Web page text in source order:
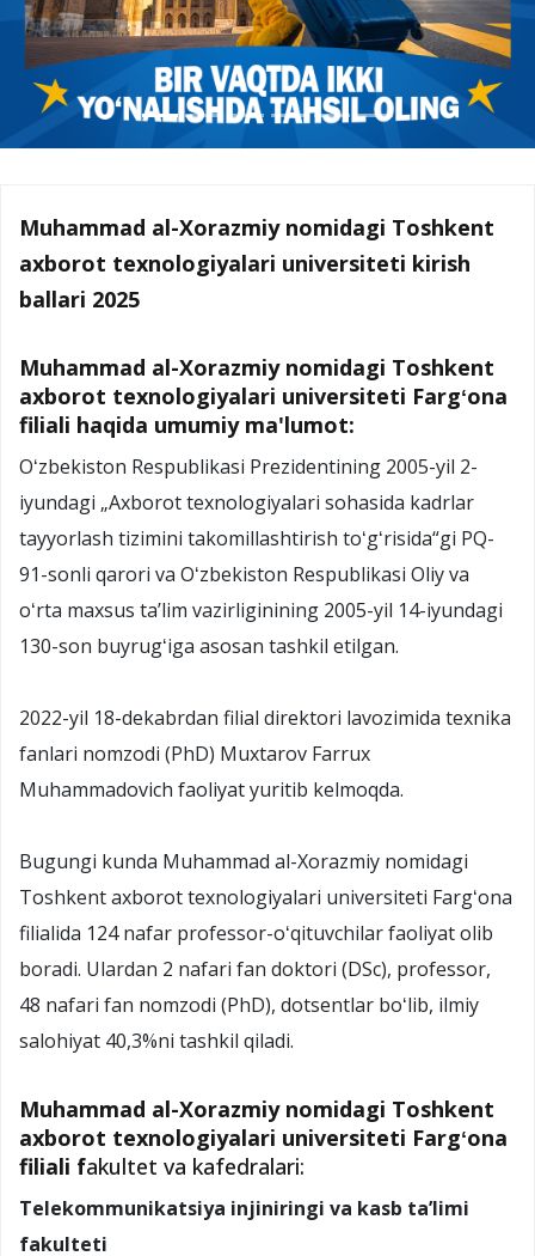
Muhammad al-Xorazmiy nomidagi Toshkent
axborot texnologiyalari universiteti kirish
ballari 2025
Muhammad al-Xorazmiy nomidagi Toshkent
axborot texnologiyalari universiteti Fargʻona
filiali haqida umumiy ma'lumot:
Oʻzbekiston Respublikasi Prezidentining 2005-yil 2-
iyundagi „Axborot texnologiyalari sohasida kadrlar
tayyorlash tizimini takomillashtirish toʻgʻrisida“gi PQ-
91-sonli qarori va Oʻzbekiston Respublikasi Oliy va
oʻrta maxsus taʼlim vazirliginining 2005-yil 14-iyundagi
130-son buyrugʻiga asosan tashkil etilgan.
2022-yil 18-dekabrdan filial direktori lavozimida texnika
fanlari nomzodi (PhD) Muxtarov Farrux
Muhammadovich faoliyat yuritib kelmoqda.
Bugungi kunda Muhammad al-Xorazmiy nomidagi
Toshkent axborot texnologiyalari universiteti Fargʻona
filialida 124 nafar professor-oʻqituvchilar faoliyat olib
boradi. Ulardan 2 nafari fan doktori (DSc), professor,
48 nafari fan nomzodi (PhD), dotsentlar boʻlib, ilmiy
salohiyat 40,3%ni tashkil qiladi.
Muhammad al-Xorazmiy nomidagi Toshkent
axborot texnologiyalari universiteti Fargʻona
filiali fakultet va kafedralari:
Telekommunikatsiya injiniringi va kasb taʼlimi
fakulteti